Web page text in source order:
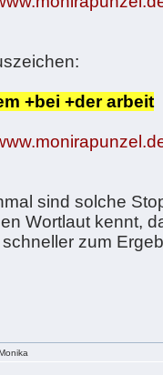
+bei +der arbeit
sind solche
Wortlaut kennt,
zum